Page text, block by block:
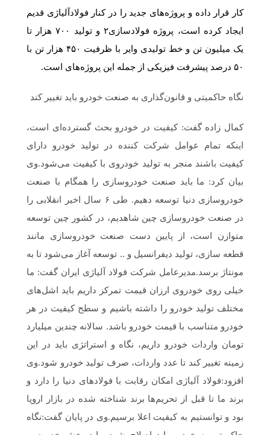
کار قرار داده و پروژه‌های جدید را در کنار فولادآلیاژی قدیم
ایجاد کرده است، پروژه فولادسازی۲ و تولید ۷۰۰ هزار تا
یک میلیون تن و خط تولیدی وایر با ظرفیت ۴۵۰ هزار تن با
۵۰ درصد پیشرفت فیزیکی از جمله این پروژه‌های است.
نگاه حاکمیتی و قانون‌گذاری به صنعت خودرو باید تغییر کند
کمال زاده گفت: کیفیت در خودرو بحث گسترده‌ای است،
اینکه تمام عوامل شرکت کننده در تولید خودرو دارای
کیفیت باشند منجر به تولید خودروی با کیفیت می‌شود.وی
بیان کرد: ما باید صنعت خودروسازی را همگام با صنعت
خودروسازی دنیا توسعه دهیم. طی ۶ سال اخیر انقلابی را
در صنعت خودروسازی چین شاهدیم، در کشور چین توسعه
متوازن است، از پایین دست صنعت خودروسازی مانند
قطعه سازی، تولید دیفرانسیل و .. توسعه آغاز می‌شود تا به
مونتاژ برسد.مدیرعامل شرکت فولاد آلیاژی ایران گفت: ما
خیلی روی خودروی ارزان قیمت تمرکز داریم باید اشل‌های
مختلف تولید خودرو را داشته باشیم و سطح کیفیت در هر
خودرو متناسب با قیمت خودرو باشد. سالانه چندین میلیارد
تومان واردات خودرو داریم، نگاه و استراتژی باید در این
زمینه تغییر کند تا عدد واردات، صرف تولید خودرو شود.وی
افزود:فولاد آلیاژی امکان رقابت با فولادهای دنیا را دارد و
برند ما تا قبل از تحریم‌ها برند شناخته شده در بازار اروپا
بود و توانستیم به کیفیت اعلا برسیم.وی در پایان گفت:نگاه